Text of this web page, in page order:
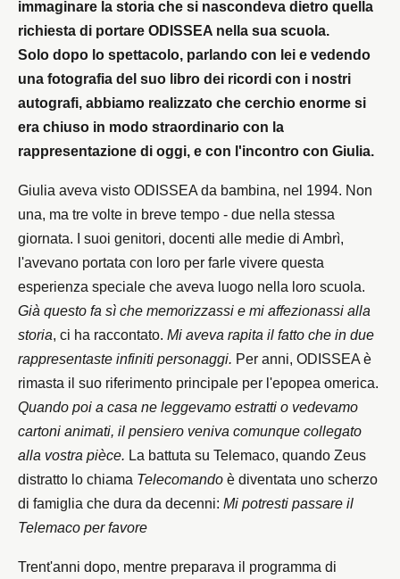
immaginare la storia che si nascondeva dietro quella
richiesta di portare ODISSEA nella sua scuola.
Solo dopo lo spettacolo, parlando con lei e vedendo
una fotografia del suo libro dei ricordi con i nostri
autografi, abbiamo realizzato che cerchio enorme si
era chiuso in modo straordinario con la
rappresentazione di oggi, e con l'incontro con Giulia.
Giulia aveva visto ODISSEA da bambina, nel 1994. Non
una, ma tre volte in breve tempo - due nella stessa
giornata. I suoi genitori, docenti alle medie di Ambrì,
l'avevano portata con loro per farle vivere questa
esperienza speciale che aveva luogo nella loro scuola.
Già questo fa sì che memorizzassi e mi affezionassi alla
storia, ci ha raccontato.Mi aveva rapita il fatto che in due
rappresentaste infiniti personaggi. Per anni, ODISSEA è
rimasta il suo riferimento principale per l'epopea omerica.
Quando poi a casa ne leggevamo estratti o vedevamo
cartoni animati, il pensiero veniva comunque collegato
alla vostra pièce. La battuta su Telemaco, quando Zeus
distratto lo chiama Telecomando è diventata uno scherzo
di famiglia che dura da decenni:Mi potresti passare il
Telemaco per favore
Trent'anni dopo, mentre preparava il programma di